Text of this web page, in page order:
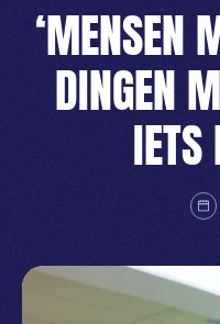
‘MENSEN
DINGEN